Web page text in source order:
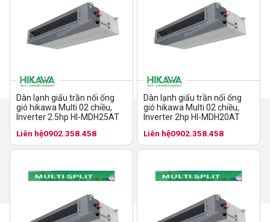
Dàn lạnh giấu trần nối ống
gió hikawa Multi 02 chiều,
Inverter 2.5hp HI-MDH25AT
Liên hệ0902.358.458
Dàn lạnh giấu trần nối ống
gió hikawa Multi 02 chiều,
Inverter 2hp HI-MDH20AT
Liên hệ0902.358.458